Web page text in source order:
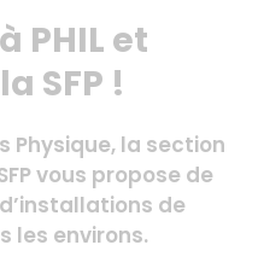
PHIL et
SFP !
Physique, la section
vous propose de
de
les environs.